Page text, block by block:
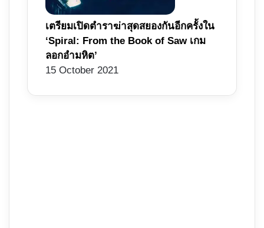
เตรียมเปิดตำราฆ่าสุดสยองกันอีกครั้งใน
‘Spiral: From the Book of Saw เกม
ลอกอำมหิต’
15 October 2021